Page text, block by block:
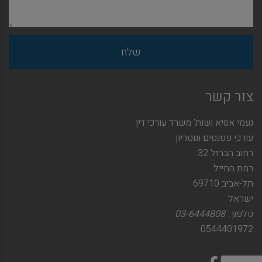
צור קשר
נעמי אסיא ושות' משרד עורכי דין
עורכי פטנטים ונוטריון
רחוב הברזל 32
רמת החייל
תל-אביב 69710
ישראל
טלפון :03-6444808
0544401972